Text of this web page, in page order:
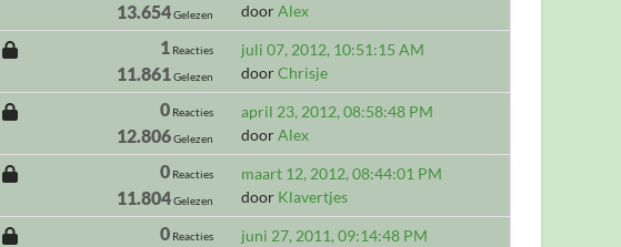
13.654Gelezen
doorAlex
1 Reacties
11.861Gelezen
juli 07, 2012, 10:51:15 AM
doorChrisje
0 Reacties
12.806Gelezen
april 23, 2012, 08:58:48 PM
doorAlex
0 Reacties
11.804Gelezen
maart 12, 2012, 08:44:01 PM
door Klavertjes
0 Reacties
juni 27, 2011, 09:14:48 PM